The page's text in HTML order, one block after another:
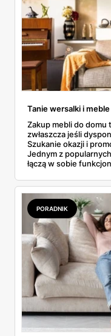
Tanie wersalki i
Zakup mebli do
zwłaszcza jeśli
Szukanie okazji i
Jednym z
łączą w sobie
niskich cenach i na
PORADNIK